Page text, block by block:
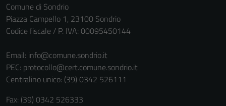
Comune di Sondrio
Piazza Campello 1, 23100 Sondrio
Codice fiscale / P. IVA: 00095450144
Email: info@comune.sondrio.it
PEC: protocollo@cert.comune.sondrio.it
Centralino unico: (39) 0342 526111
Fax: (39) 0342 526333